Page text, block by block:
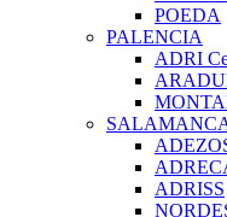
POEDA
PALENCIA
ADRI
ADRISS